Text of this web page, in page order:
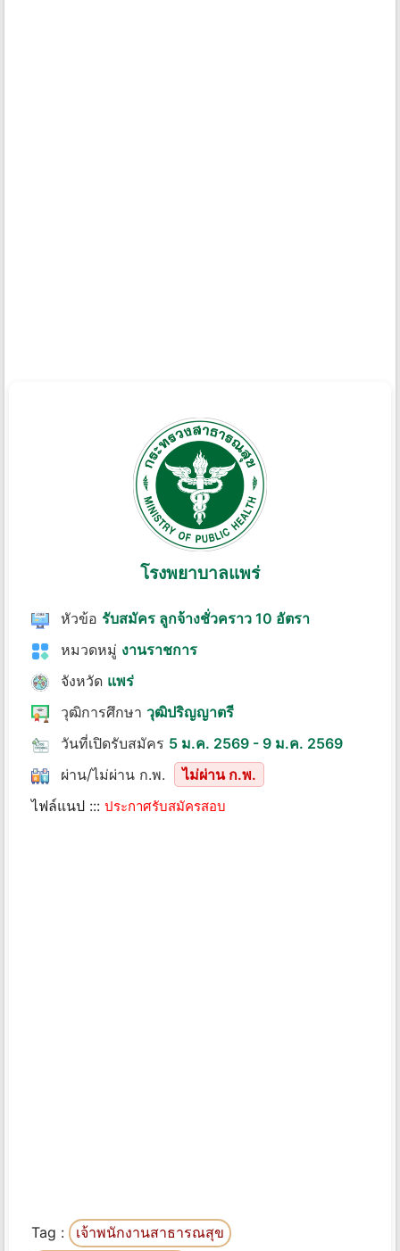
โรงพยาบาลแพร่
หัวข้อ รับสมัคร ลูกจ้างชั่วคราว 10 อัตรา
หมวดหมู่ งานราชการ
จังหวัด แพร่
วุฒิการศึกษา วุฒิปริญญาตรี
วันที่เปิดรับสมัคร 5 ม.ค. 2569 - 9 ม.ค. 2569
ผ่าน/ไม่ผ่าน ก.พ.
ไม่ผ่าน ก.พ.
ไฟล์แนป ::: ประกาศรับสมัครสอบ
Tag :
เจ้าพนักงานสาธารณสุข